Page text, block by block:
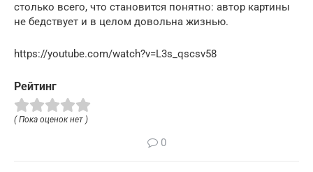
столько всего, что становится понятно: автор картины
не бедствует и в целом довольна жизнью.
https://youtube.com/watch?v=L3s_qscsv58
Рейтинг
( Пока оценок нет )
0